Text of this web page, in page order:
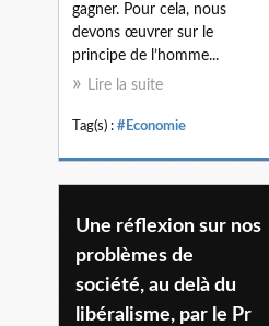
gagner. Pour cela, nous
devons œuvrer sur le
principe de l’homme...
Lire la suite
Tag(s) : #Economie
Une réflexion sur nos
problèmes de
société, au delà du
libéralisme, par le Pr